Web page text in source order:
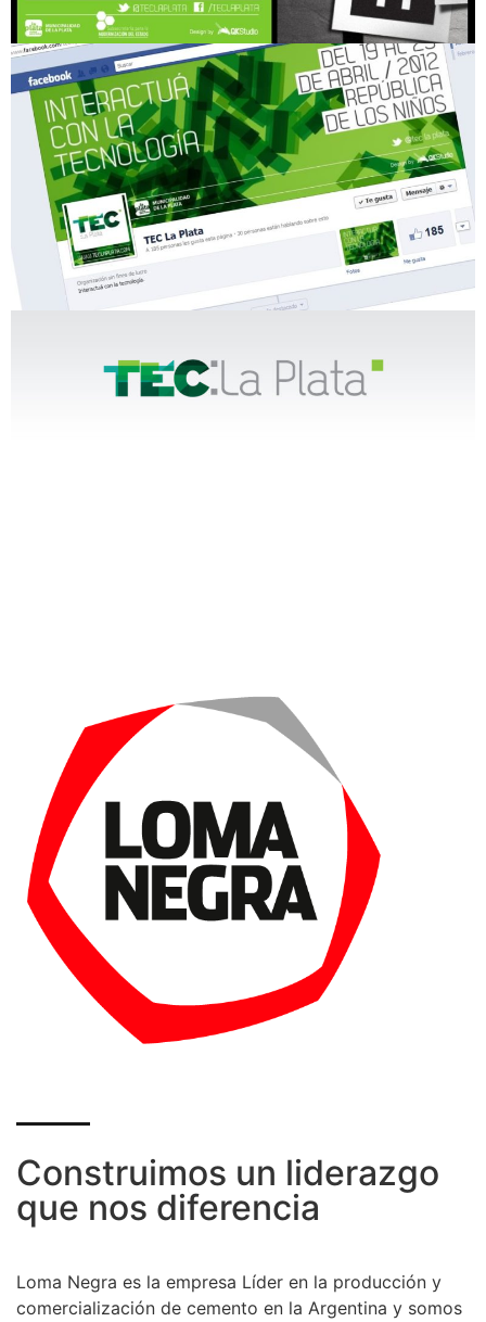
Construimos un liderazgo
que nos diferencia
Loma Negra es la empresa Líder en la producción y
comercialización de cemento en la Argentina y somos